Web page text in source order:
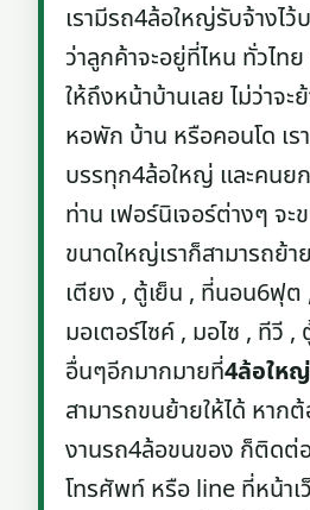
เรามีรถ4ล้อใหญ่รับจ้างไ
ว่าลูกค้าจะอยู่ที่ไหน ทั่วไทย
ให้ถึงหน้าบ้านเลย ไม่ว่าจ
หอพัก บ้าน หรือคอนโด เ
บรรทุก4ล้อใหญ่ และคนย
ท่าน เฟอร์นิเจอร์ต่างๆ จะ
ขนาดใหญ่เราก็สามารถย้า
เตียง , ตู้เย็น , ที่นอน6ฟุต
มอเตอร์ไซค์ , มอไซ , ทีวี ,
อื่นๆอีกมากมายที่4ล้อให
สามารถขนย้ายให้ได้ หาก
งานรถ4ล้อขนของ ก็ติดต่อ
โทรศัพท์ หรือ line ที่หน้าเ